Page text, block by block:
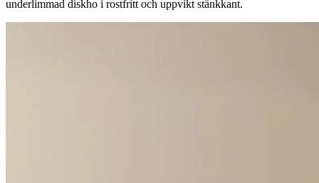
underlimmad diskho i rostfritt och uppvikt stänkkant.